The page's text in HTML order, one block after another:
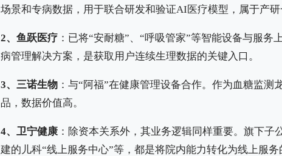
场景和专病数据，用于联合研发和验证AI医疗模型，属于产研
2、鱼跃医疗 ：已将“安耐糖”、“呼吸管家”等智能设备与服
病管理解决方案，是获取用户连续生理数据的关键入口。
3、三诺生物 ：与“阿福”在健康管理设备合作。作为血糖监
品，数据价值高。
4、卫宁健康 ：除资本关系外，其业务逻辑同样重要。旗下
建的儿科“线上服务中心”等，都是将院内能力转化为线上服务